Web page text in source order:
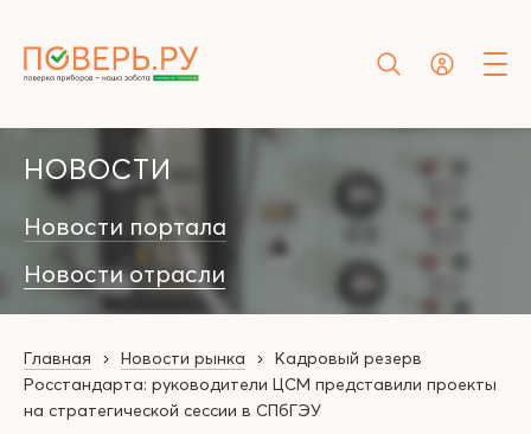
НОВОСТИ
Новости портала
Новости отрасли
Главная Новости рынка
Кадровый резерв
Росстандарта: руководители ЦСМ представили проекты
на стратегической сессии в СПбГЭУ